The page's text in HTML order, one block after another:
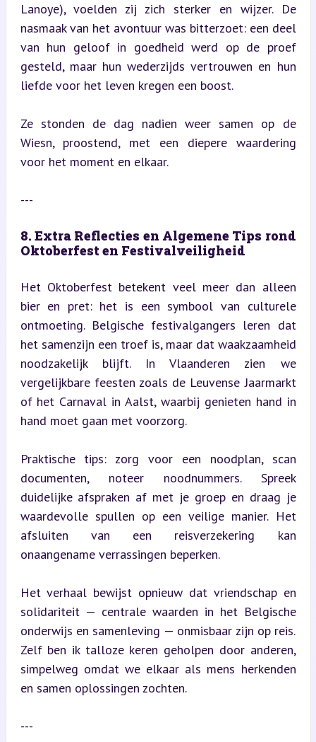
Lanoye), voelden zij zich sterker en wijzer. De
nasmaak van het avontuur was bitterzoet: een deel
van hun geloof in goedheid werd op de proef
gesteld, maar hun wederzijds vertrouwen en hun
liefde voor het leven kregen een boost.
Ze stonden de dag nadien weer samen op de
Wiesn, proostend, met een diepere waardering
voor het moment en elkaar.
---
8. Extra Reflecties en Algemene Tips rond
Oktoberfest en Festivalveiligheid
Het Oktoberfest betekent veel meer dan alleen
bier en pret: het is een symbool van culturele
ontmoeting. Belgische festivalgangers leren dat
het samenzijn een troef is, maar dat waakzaamheid
noodzakelijk blijft. In Vlaanderen zien we
vergelijkbare feesten zoals de Leuvense Jaarmarkt
of het Carnaval in Aalst, waarbij genieten hand in
hand moet gaan met voorzorg.
Praktische tips: zorg voor een noodplan, scan
documenten, noteer noodnummers. Spreek
duidelijke afspraken af met je groep en draag je
waardevolle spullen op een veilige manier. Het
afsluiten van een reisverzekering kan
onaangename verrassingen beperken.
Het verhaal bewijst opnieuw dat vriendschap en
solidariteit — centrale waarden in het Belgische
onderwijs en samenleving — onmisbaar zijn op reis.
Zelf ben ik talloze keren geholpen door anderen,
simpelweg omdat we elkaar als mens herkenden
en samen oplossingen zochten.
---